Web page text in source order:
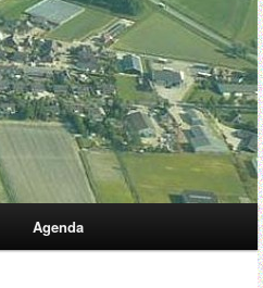
Agenda